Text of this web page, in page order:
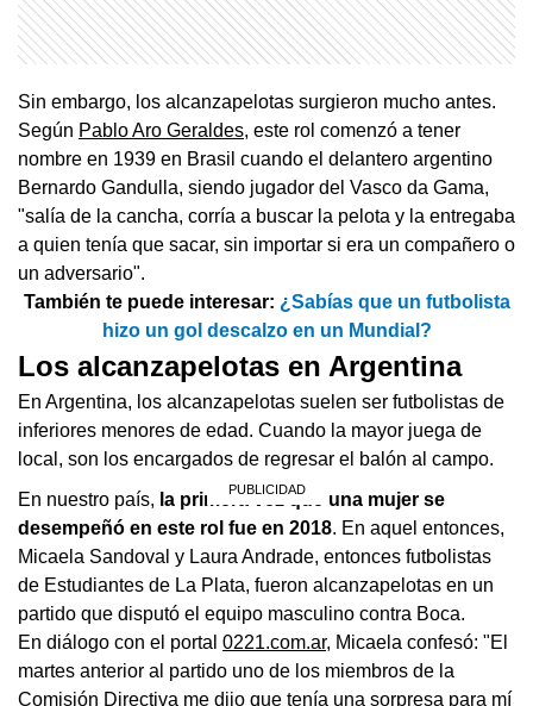
Sin embargo, los alcanzapelotas surgieron mucho antes.
Según Pablo Aro Geraldes, este rol comenzó a tener
nombre en 1939 en Brasil cuando el delantero argentino
Bernardo Gandulla, siendo jugador del Vasco da Gama,
"salía de la cancha, corría a buscar la pelota y la entregaba
a quien tenía que sacar, sin importar si era un compañero o
un adversario".
También te puede interesar: ¿Sabías que un futbolista
hizo un gol descalzo en un Mundial?
Los alcanzapelotas en Argentina
En Argentina, los alcanzapelotas suelen ser futbolistas de
inferiores menores de edad. Cuando la mayor juega de
local, son los encargados de regresar el balón al campo.
En nuestro país, la primera vez que una mujer se
desempeñó en este rol fue en 2018. En aquel entonces,
Micaela Sandoval y Laura Andrade, entonces futbolistas
de Estudiantes de La Plata, fueron alcanzapelotas en un
partido que disputó el equipo masculino contra Boca.
En diálogo con el portal 0221.com.ar, Micaela confesó: "El
martes anterior al partido uno de los miembros de la
Comisión Directiva me dijo que tenía una sorpresa para mí